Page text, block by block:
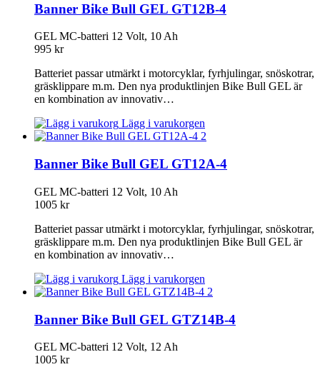
Banner Bike Bull GEL GT12B-4
GEL MC-batteri 12 Volt, 10 Ah
995 kr
Batteriet passar utmärkt i motorcyklar, fyrhjulingar, snöskotrar,
gräsklippare m.m. Den nya produktlinjen Bike Bull GEL är
en kombination av innovativ…
Lägg i varukorgen
Banner Bike Bull GEL GT12A-4
GEL MC-batteri 12 Volt, 10 Ah
1005 kr
Batteriet passar utmärkt i motorcyklar, fyrhjulingar, snöskotrar,
gräsklippare m.m. Den nya produktlinjen Bike Bull GEL är
en kombination av innovativ…
Lägg i varukorgen
Banner Bike Bull GEL GTZ14B-4
GEL MC-batteri 12 Volt, 12 Ah
1005 kr